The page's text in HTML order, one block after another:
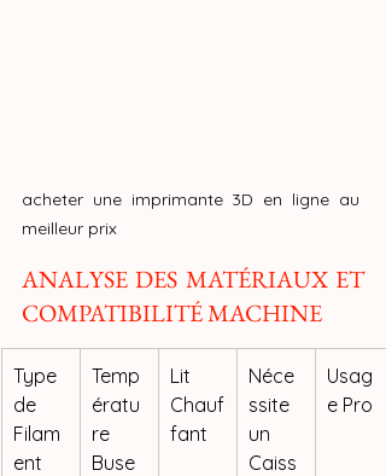
acheter une imprimante 3D en ligne au
meilleur prix
ANALYSE DES MATÉRIAUX ET
COMPATIBILITÉ MACHINE
Type
de
Filam
ent
Temp
ératu
re
Buse
Lit
Chauf
fant
Néce
ssite
un
Caiss
Usag
e Pro